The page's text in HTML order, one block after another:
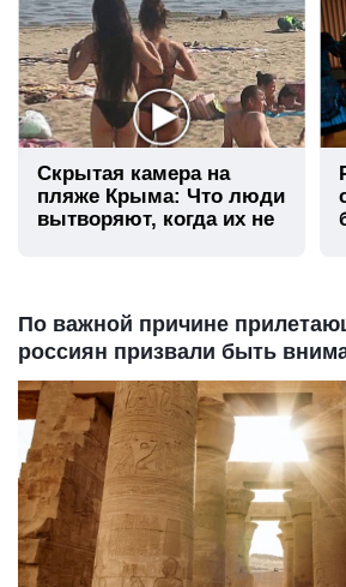
Скрытая камера на
пляже Крыма: Что люди
вытворяют, когда их не
По важной причине
россиян призвали быть